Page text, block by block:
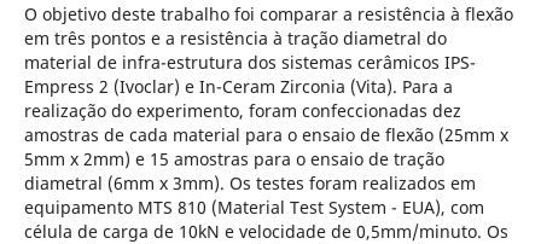
O objetivo deste trabalho foi comparar a resistência à flexão
em três pontos e a resistência à tração diametral do
material de infra-estrutura dos sistemas cerâmicos IPS-
Empress 2 (Ivoclar) e In-Ceram Zirconia (Vita). Para a
realização do experimento, foram confeccionadas dez
amostras de cada material para o ensaio de flexão (25mm x
5mm x 2mm) e 15 amostras para o ensaio de tração
diametral (6mm x 3mm). Os testes foram realizados em
equipamento MTS 810 (Material Test System - EUA), com
célula de carga de 10kN e velocidade de 0,5mm/minuto. Os